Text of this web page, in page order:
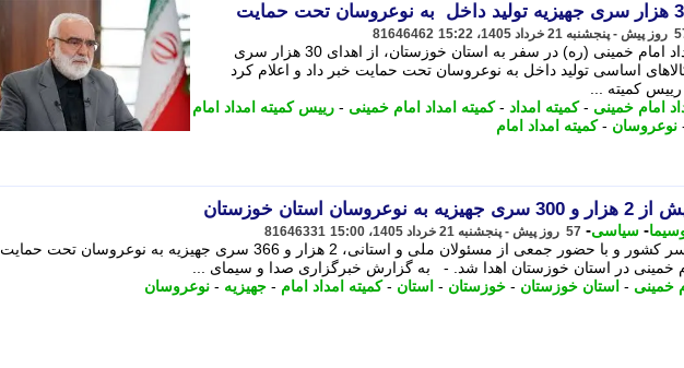
21 خرداد 1405، 15:22 81646462
رییس کمیته امداد امام خمینی (ره) در سفر به استان خوزستان، از اهدای 30 هزار سری
اساسی تولید داخل به نوعروسان تحت حمایت خبر داد و اعلام کرد
کمیته ...
امام خمینی -کمیته امداد -کمیته امداد امام خمینی - رییس کمیته امداد امام
نوعروسان -کمیته امداد امام
نوعروسان استان خوزستان
- سیاسی- 57 روز پیش - پنجشنبه 21 خرداد 1405، 15:00 81646331
همزمان با سراسر کشور و با حضور جمعی از مسئولان ملی و استانی، 2 هزار و 366 سری جهیزیه به نوعروسان تحت حمایت
خمینی در استان خوزستان اهدا شد. - به گزارش خبرگزاری صدا و سیمای ...
خمینی - استان خوزستان - خوزستان - استان -کمیته امداد امام - جهیزیه - نوعروسان